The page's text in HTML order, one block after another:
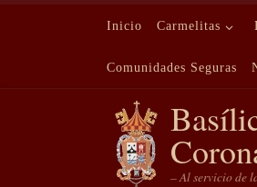
Saltar al contenido
Inicio Carmelitas
Comunidades Seguras
– Al servicio de